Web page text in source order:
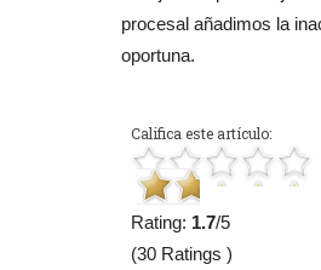
procesal añadimos la
oportuna.
Califica este artículo:
Rating: 1.7/5
(30 Ratings )